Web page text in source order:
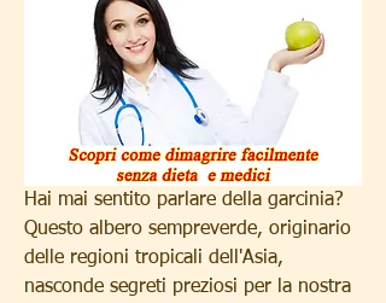
Hai mai sentito parlare della garcinia?
Questo albero sempreverde, originario
delle regioni tropicali dell'Asia,
nasconde segreti preziosi per la nostra